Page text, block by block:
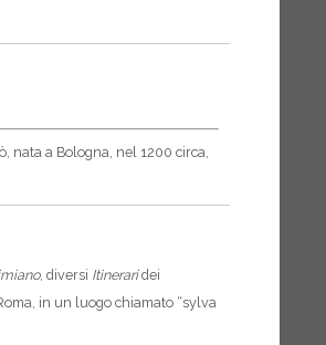
nata a Bologna, nel 1200 circa,
, diversi Itineraridei
in un luogo chiamato “sylva